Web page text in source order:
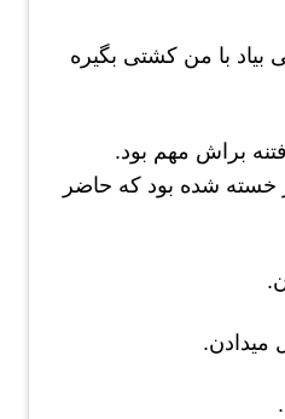
با من کشتی بگیره
براش مهم بود.
خسته شده بود که حاضر
میدادن.